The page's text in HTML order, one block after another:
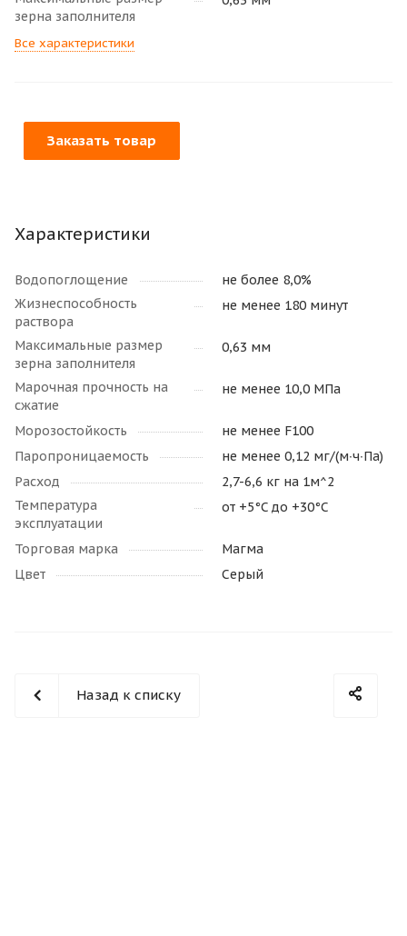
зерна заполнителя
Все характеристики
Заказать товар
Характеристики
Водопоглощение
не более 8,0%
Жизнеспособность
раствора
не менее 180 минут
Максимальные размер
зерна заполнителя
0,63 мм
Марочная прочность на
сжатие
не менее 10,0 МПа
Морозостойкость
не менее F100
Паропроницаемость
не менее 0,12 мг/(м∙ч∙Па)
Расход
2,7-6,6 кг на 1м^2
Температура
эксплуатации
от +5°C до +30°C
Торговая марка
Магма
Цвет
Серый
Назад к списку